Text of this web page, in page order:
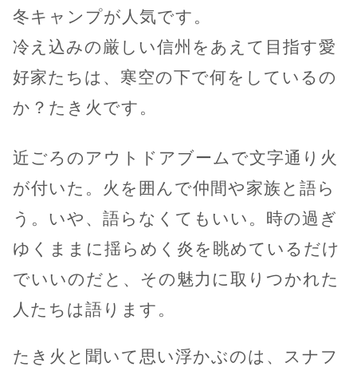
冬キャンプが人気です。
冷え込みの厳しい信州をあえて目指す愛
好家たちは、寒空の下で何をしているの
か？たき火です。
近ごろのアウトドアブームで文字通り火
が付いた。火を囲んで仲間や家族と語ら
う。いや、語らなくてもいい。時の過ぎ
ゆくままに揺らめく炎を眺めているだけ
でいいのだと、その魅力に取りつかれた
人たちは語ります。
たき火と聞いて思い浮かぶのは、スナフ